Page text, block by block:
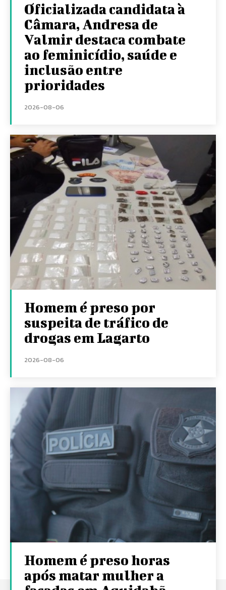
Oficializada candidata à
Câmara, Andresa de
Valmir destaca combate
ao feminicídio, saúde e
inclusão entre
prioridades
2026-08-06
Homem é preso por
suspeita de tráfico de
drogas em Lagarto
2026-08-06
Homem é preso horas
após matar mulher a